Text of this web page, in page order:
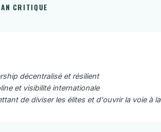
CRITIQUE
décentralisé et résilient
et visibilité internationale
de diviser les élites et d'ouvrir la voie à